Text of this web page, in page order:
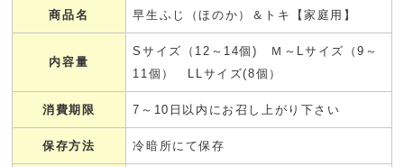
商品名 早生ふじ（ほのか）＆トキ【家庭用】
内容量
Sサイズ（12～14個) Ｍ～Lサイズ（9～
11個） LLサイズ(8個）
消費期限 7～10日以内にお召し上がり下さい
保存方法 冷暗所にて保存